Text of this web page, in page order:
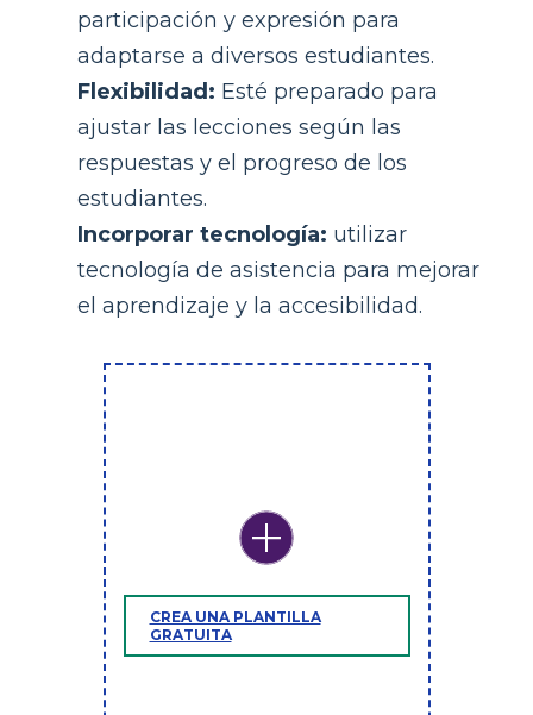
participación y expresión para
adaptarse a diversos estudiantes.
Flexibilidad: Esté preparado para
ajustar las lecciones según las
respuestas y el progreso de los
estudiantes.
Incorporar tecnología: utilizar
tecnología de asistencia para mejorar
el aprendizaje y la accesibilidad.
CREA UNA PLANTILLA
GRATUITA